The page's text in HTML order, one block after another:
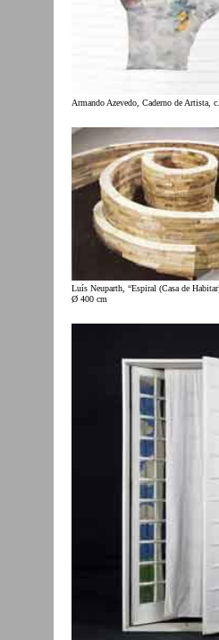
Armando Azevedo, Caderno de Artista,
Luís Neuparth, “Espiral (Casa de
Ø 400 cm